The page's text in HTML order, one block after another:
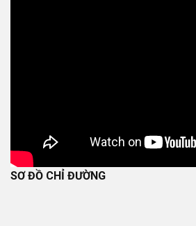
SƠ ĐỒ CHỈ ĐƯỜNG